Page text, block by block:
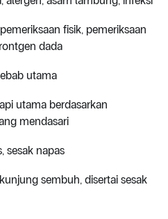
fisik, pemeriksaan
dada
utama
utama berdasarkan
mendasari
sesak napas
sembuh, disertai sesak